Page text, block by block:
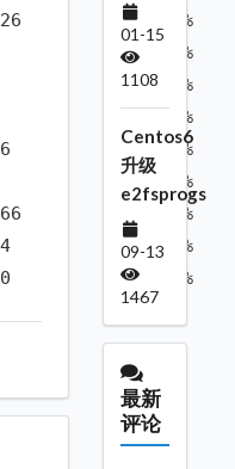
0.0%
0.0%
0.0%
0.0%
0.0%
0.0%
0.0%
0.0%
0.0%
01-15
1108
Centos6
升级
e2fsprogs
09-13
1467
最新
评论